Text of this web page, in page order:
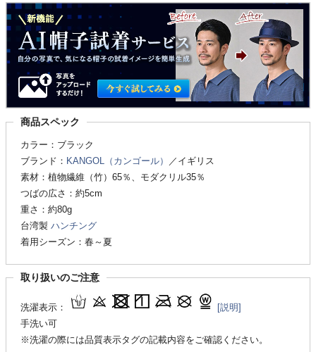
商品スペック
カラー：ブラック
ブランド： KANGOL（カンゴール）
／イギリス
素材：植物繊維（竹）65％、モダクリル35％
つばの広さ：約5cm
重さ：約80g
台湾製 ハンチング
着用シーズン：春～夏
取り扱いのご注意
洗濯表示：
[説明]
手洗い可
※洗濯の際には品質表示タグの記載内容をご確認ください。